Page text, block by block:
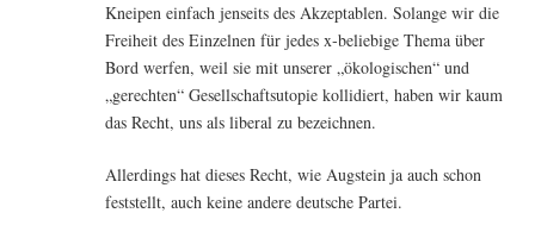
Knei­pen ein­fach jen­seits des Akzep­ta­blen. Solan­ge wir die
Frei­heit des Ein­zel­nen für jedes x‑beliebige The­ma über
Bord wer­fen, weil sie mit unse­rer „öko­lo­gi­schen“ und
„gerech­ten“ Gesell­schafts­uto­pie kol­li­diert, haben wir kaum
das Recht, uns als libe­ral zu bezeichnen.
Aller­dings hat die­ses Recht, wie Aug­stein ja auch schon
fest­stellt, auch kei­ne ande­re deut­sche Partei.